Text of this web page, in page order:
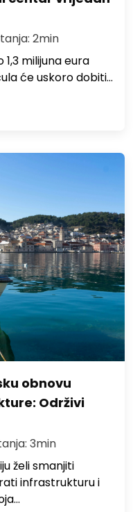
2min
milijuna eura
će uskoro dobiti…
obnovu
Održivi
3min
želi smanjiti
infrastrukturu i